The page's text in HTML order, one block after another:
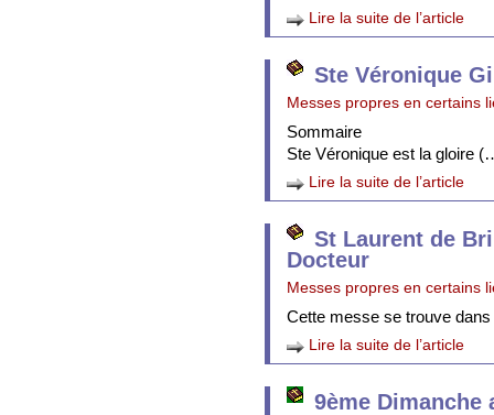
Lire la suite de l’article
Ste Véronique
Messes propres en certains
Sommaire
Ste Véronique est la gloire
Lire la suite de l’article
St Laurent de
Docteur
Messes propres en certains
Cette messe se trouve
Lire la suite de l’article
9ème Dimanche